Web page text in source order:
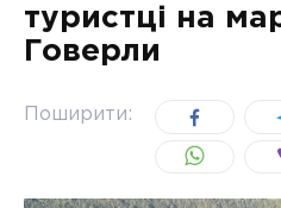
УКРАЇНА
туристці на
Говерли
Поширити: